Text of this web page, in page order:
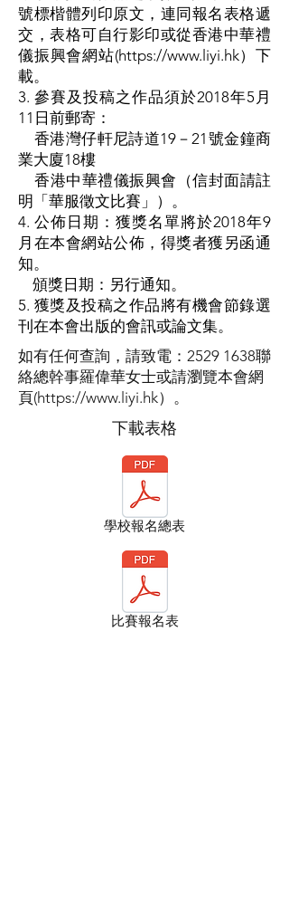
號標楷體列印原文，連同報名表格遞
交，表格可自行影印或從香港中華禮
儀振興會網站(https://www.liyi.hk）下
載。
3. 參賽及投稿之作品須於2018年5月
11日前郵寄：
香港灣仔軒尼詩道19－21號金鐘商
業大廈18樓
香港中華禮儀振興會（信封面請註
明「華服徵文比賽」）。
4. 公佈日期：獲獎名單將於2018年9
月在本會網站公佈，得獎者獲另函通
知。
頒獎日期：另行通知。
5. 獲獎及投稿之作品將有機會節錄選
刊在本會出版的會訊或論文集。
如有任何查詢，請致電：2529 1638聯
絡總幹事羅偉華女士或請瀏覽本會網
頁(https://www.liyi.hk）。
下載表格
學校報名總表
比賽報名表